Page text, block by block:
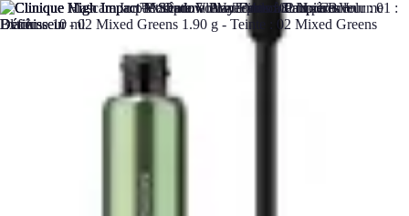
Legends Basket
Histoire des Légendes Stratégie et Techniques
Légendes du
Records et Performances
Legends Basket